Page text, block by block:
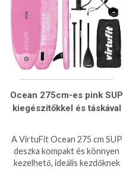
Ocean 275cm-es pink SUP
kiegészítőkkel és táskával
A VirtuFit Ocean 275 cm SUP
deszka kompakt és könnyen
kezelhető, ideális kezdőknek